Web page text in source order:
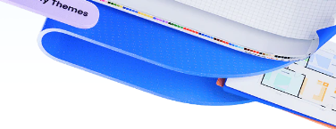
10款實用Excel流程圖範本推薦 >
更新日志 >